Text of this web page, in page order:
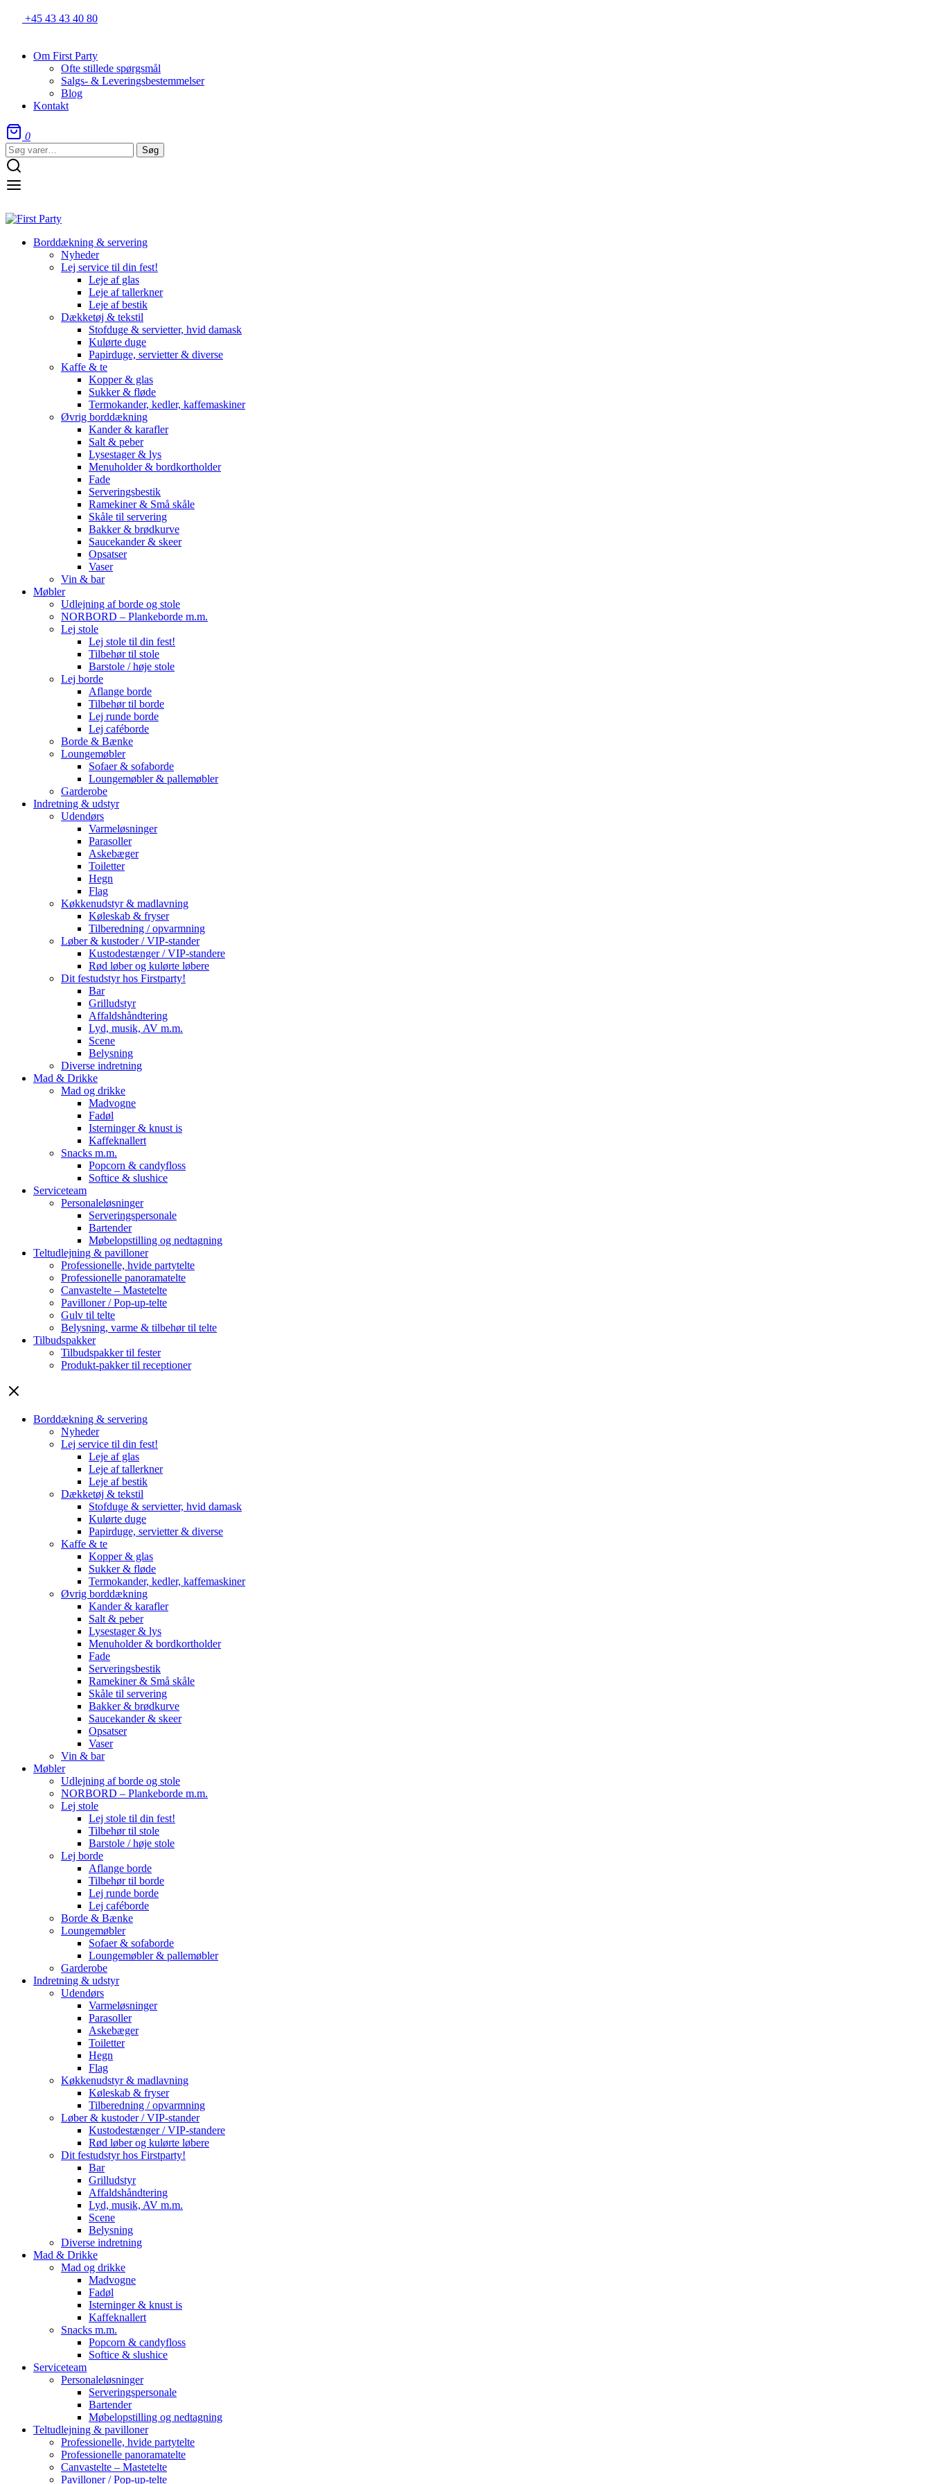
+45 43 43 40 80
Om First Party
Ofte stillede spørgsmål
Salgs- & Leveringsbestemmelser
Blog
Kontakt
0
Søg
efter:
Søg
Borddækning & servering
Nyheder
Lej service til din fest!
Leje af glas
Leje af tallerkner
Leje af bestik
Dækketøj & tekstil
Stofduge & servietter, hvid damask
Kulørte duge
Papirduge, servietter & diverse
Kaffe & te
Kopper & glas
Sukker & fløde
Termokander, kedler, kaffemaskiner
Øvrig borddækning
Kander & karafler
Salt & peber
Lysestager & lys
Menuholder & bordkortholder
Fade
Serveringsbestik
Ramekiner & Små skåle
Skåle til servering
Bakker & brødkurve
Saucekander & skeer
Opsatser
Vaser
Vin & bar
Møbler
Udlejning af borde og stole
NORBORD – Plankeborde m.m.
Lej stole
Lej stole til din fest!
Tilbehør til stole
Barstole / høje stole
Lej borde
Aflange borde
Tilbehør til borde
Lej runde borde
Lej caféborde
Borde & Bænke
Loungemøbler
Sofaer & sofaborde
Loungemøbler & pallemøbler
Garderobe
Indretning & udstyr
Udendørs
Varmeløsninger
Parasoller
Askebæger
Toiletter
Hegn
Flag
Køkkenudstyr & madlavning
Køleskab & fryser
Tilberedning / opvarmning
Løber & kustoder / VIP-stander
Kustodestænger / VIP-standere
Rød løber og kulørte løbere
Dit festudstyr hos Firstparty!
Bar
Grilludstyr
Affaldshåndtering
Lyd, musik, AV m.m.
Scene
Belysning
Diverse indretning
Mad & Drikke
Mad og drikke
Madvogne
Fadøl
Isterninger & knust is
Kaffeknallert
Snacks m.m.
Popcorn & candyfloss
Softice & slushice
Serviceteam
Personaleløsninger
Serveringspersonale
Bartender
Møbelopstilling og nedtagning
Teltudlejning & pavilloner
Professionelle, hvide partytelte
Professionelle panoramatelte
Canvastelte – Mastetelte
Pavilloner / Pop-up-telte
Gulv til telte
Belysning, varme & tilbehør til telte
Tilbudspakker
Tilbudspakker til fester
Produkt-pakker til receptioner
Borddækning & servering
Nyheder
Lej service til din fest!
Leje af glas
Leje af tallerkner
Leje af bestik
Dækketøj & tekstil
Stofduge & servietter, hvid damask
Kulørte duge
Papirduge, servietter & diverse
Kaffe & te
Kopper & glas
Sukker & fløde
Termokander, kedler, kaffemaskiner
Øvrig borddækning
Kander & karafler
Salt & peber
Lysestager & lys
Menuholder & bordkortholder
Fade
Serveringsbestik
Ramekiner & Små skåle
Skåle til servering
Bakker & brødkurve
Saucekander & skeer
Opsatser
Vaser
Vin & bar
Møbler
Udlejning af borde og stole
NORBORD – Plankeborde m.m.
Lej stole
Lej stole til din fest!
Tilbehør til stole
Barstole / høje stole
Lej borde
Aflange borde
Tilbehør til borde
Lej runde borde
Lej caféborde
Borde & Bænke
Loungemøbler
Sofaer & sofaborde
Loungemøbler & pallemøbler
Garderobe
Indretning & udstyr
Udendørs
Varmeløsninger
Parasoller
Askebæger
Toiletter
Hegn
Flag
Køkkenudstyr & madlavning
Køleskab & fryser
Tilberedning / opvarmning
Løber & kustoder / VIP-stander
Kustodestænger / VIP-standere
Rød løber og kulørte løbere
Dit festudstyr hos Firstparty!
Bar
Grilludstyr
Affaldshåndtering
Lyd, musik, AV m.m.
Scene
Belysning
Diverse indretning
Mad & Drikke
Mad og drikke
Madvogne
Fadøl
Isterninger & knust is
Kaffeknallert
Snacks m.m.
Popcorn & candyfloss
Softice & slushice
Serviceteam
Personaleløsninger
Serveringspersonale
Bartender
Møbelopstilling og nedtagning
Teltudlejning & pavilloner
Professionelle, hvide partytelte
Professionelle panoramatelte
Canvastelte – Mastetelte
Pavilloner / Pop-up-telte